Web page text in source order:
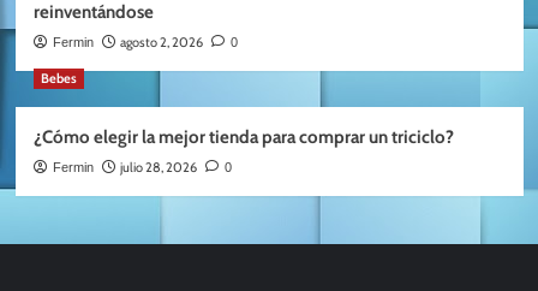
reinventándose
Fermin agosto 2, 2026 0
Bebes
¿Cómo elegir la mejor tienda para comprar un triciclo?
Fermin julio 28, 2026 0